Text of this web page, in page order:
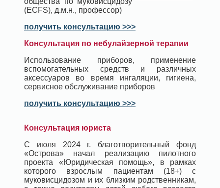
(ECFS), д.м.н., профессор)
получить консультацию >>>
Консультация по небулайзерной терапии
Использование приборов, применение
вспомогательных средств и различных
аксессуаров во время ингаляции, гигиена,
сервисное обслуживание приборов
получить консультацию >>>
Консультация юриста
С июля 2024 г. благотворительный фонд
«Острова» начал реализацию пилотного
проекта «Юридическая помощь», в рамках
которого взрослым пациентам (18+) с
муковисцидозом и их близким родственникам,